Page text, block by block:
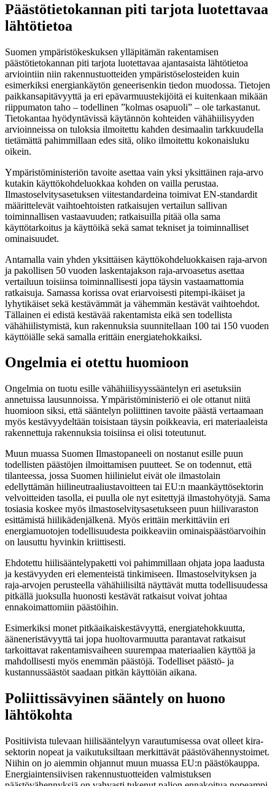
Päästötietokannan piti tarjota luotettavaa
lähtötietoa
Suomen ympäristökeskuksen ylläpitämän rakentamisen
päästötietokannan piti tarjota luotettavaa ajantasaista lähtötietoa
arviointiin niin rakennustuotteiden ympäristöselosteiden kuin
esimerkiksi energiankäytön geneerisenkin tiedon muodossa. Tietojen
paikkansapitävyyttä ja eri epävarmuustekijöitä ei kuitenkaan mikään
riippumaton taho – todellinen ”kolmas osapuoli” – ole tarkastanut.
Tietokantaa hyödyntävissä käytännön kohteiden vähähiilisyyden
arvioinneissa on tuloksia ilmoitettu kahden desimaalin tarkkuudella
tietämättä pahimmillaan edes sitä, oliko ilmoitettu kokonaisluku
oikein.
Ympäristöministeriön tavoite asettaa vain yksi yksittäinen raja-arvo
kutakin käyttökohdeluokkaa kohden on vailla perustaa.
Ilmastoselvitysasetuksen viitestandardeina toimivat EN-standardit
määrittelevät vaihtoehtoisten ratkaisujen vertailun sallivan
toiminnallisen vastaavuuden; ratkaisuilla pitää olla sama
käyttötarkoitus ja käyttöikä sekä samat tekniset ja toiminnalliset
ominaisuudet.
Antamalla vain yhden yksittäisen käyttökohdeluokkaisen raja-arvon
ja pakollisen 50 vuoden laskentajakson raja-arvoasetus asettaa
vertailuun toisiinsa toiminnallisesti jopa täysin vastaamattomia
ratkaisuja. Samassa korissa ovat eriarvoisesti pitempi-ikäiset ja
lyhytikäiset sekä kestävämmät ja vähemmän kestävät vaihtoehdot.
Tällainen ei edistä kestävää rakentamista eikä sen todellista
vähähiilistymistä, kun rakennuksia suunnitellaan 100 tai 150 vuoden
käyttöiälle sekä samalla erittäin energiatehokkaiksi.
Ongelmia ei otettu huomioon
Ongelmia on tuotu esille vähähiilisyyssääntelyn eri asetuksiin
annetuissa lausunnoissa. Ympäristöministeriö ei ole ottanut niitä
huomioon siksi, että sääntelyn poliittinen tavoite päästä vertaamaan
myös kestävyydeltään toisistaan täysin poikkeavia, eri materiaaleista
rakennettuja rakennuksia toisiinsa ei olisi toteutunut.
Muun muassa Suomen Ilmastopaneeli on nostanut esille puun
todellisten päästöjen ilmoittamisen puutteet. Se on todennut, että
tilanteessa, jossa Suomen hiilinielut eivät ole ilmastolain
edellyttämän hiilineutraaliustavoitteen tai EU:n maankäyttösektorin
velvoitteiden tasolla, ei puulla ole nyt esitettyjä ilmastohyötyjä. Sama
tosiasia koskee myös ilmastoselvitysasetukseen puun hiilivaraston
esittämistä hiilikädenjälkenä. Myös erittäin merkittäviin eri
energiamuotojen todellisuudesta poikkeaviin ominaispäästöarvoihin
on lausuttu hyvinkin kriittisesti.
Ehdotettu hiilisääntelypaketti voi pahimmillaan ohjata jopa laadusta
ja kestävyyden eri elementeistä tinkimiseen. Ilmastoselvityksen ja
raja-arvojen perusteella vähähiilisiltä näyttävät mutta todellisuudessa
pitkällä juoksulla huonosti kestävät ratkaisut voivat johtaa
ennakoimattomiin päästöihin.
Esimerkiksi monet pitkäaikaiskestävyyttä, energiatehokkuutta,
ääneneristävyyttä tai jopa huoltovarmuutta parantavat ratkaisut
tarkoittavat rakentamisvaiheen suurempaa materiaalien käyttöä ja
mahdollisesti myös enemmän päästöjä. Todelliset päästö- ja
kustannussäästöt saadaan pitkän käyttöiän aikana.
Poliittissävyinen sääntely on huono
lähtökohta
Positiivista tulevaan hiilisääntelyyn varautumisessa ovat olleet kira-
sektorin nopeat ja vaikutuksiltaan merkittävät päästövähennystoimet.
Niihin on jo aiemmin ohjannut muun muassa EU:n päästökauppa.
Energiaintensiivisen rakennustuotteiden valmistuksen